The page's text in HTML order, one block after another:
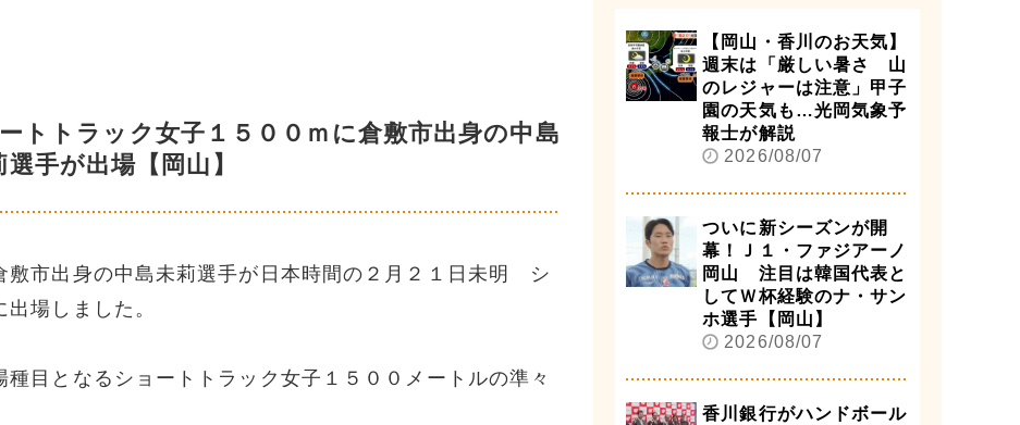
トラック女子１５００ｍに倉敷市出身の中島
選手が出場【岡山】
敷市出身の中島未莉選手が日本時間の２月２１日未明 シ
場しました。
目となるショートトラック女子１５００メートルの準々
【岡山・香川のお天気】
週末は「厳しい暑さ 山
のレジャーは注意」甲子
園の天気も…光岡気象予
報士が解説
2026/08/07
ついに新シーズンが開
幕！Ｊ１・ファジアーノ
岡山 注目は韓国代表と
してＷ杯経験のナ・サン
ホ選手【岡山】
2026/08/07
香川銀行がハンドボール